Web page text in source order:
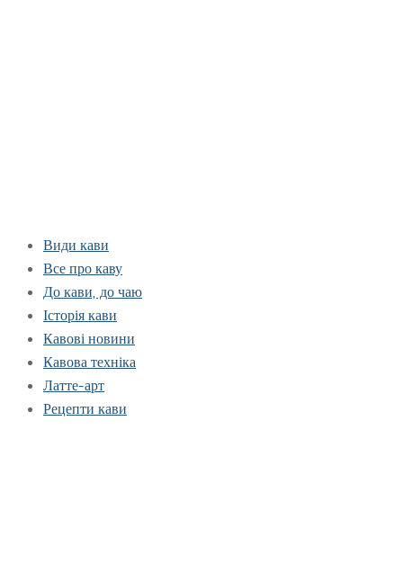
Види кави
Все про каву
До кави, до чаю
Історія кави
Кавові новини
Кавова техніка
Латте-арт
Рецепти кави